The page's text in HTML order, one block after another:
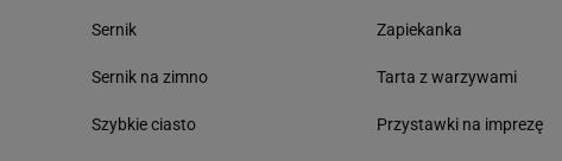
Sernik
Sernik na zimno
Szybkie ciasto
Zapiekanka
Tarta z warzywami
Przystawki na imprezę